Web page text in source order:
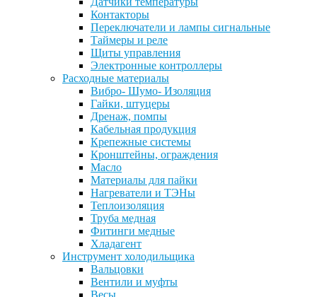
Контакторы
Переключатели и лампы сигнальные
Таймеры и реле
Щиты управления
Электронные контроллеры
Расходные материалы
Вибро- Шумо- Изоляция
Гайки, штуцеры
Дренаж, помпы
Кабельная продукция
Крепежные системы
Кронштейны, ограждения
Масло
Материалы для пайки
Нагреватели и ТЭНы
Теплоизоляция
Труба медная
Фитинги медные
Хладагент
Инструмент холодильщика
Вальцовки
Вентили и муфты
Весы